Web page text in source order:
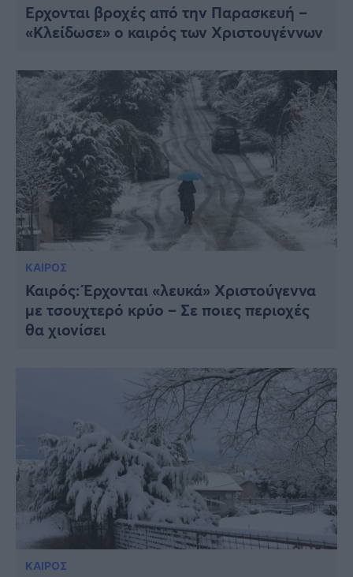
Έρχονται βροχές από την Παρασκευή –
«Κλείδωσε» ο καιρός των Χριστουγέννων
ΚΑΙΡΟΣ
Καιρός: Έρχονται «λευκά» Χριστούγεννα
με τσουχτερό κρύο – Σε ποιες περιοχές
θα χιονίσει
ΚΑΙΡΟΣ